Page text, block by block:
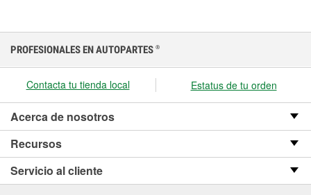
PROFESIONALES EN AUTOPARTES ®
Contacta tu tienda local Estatus de tu orden
Acerca de nosotros
Recursos
Servicio al cliente